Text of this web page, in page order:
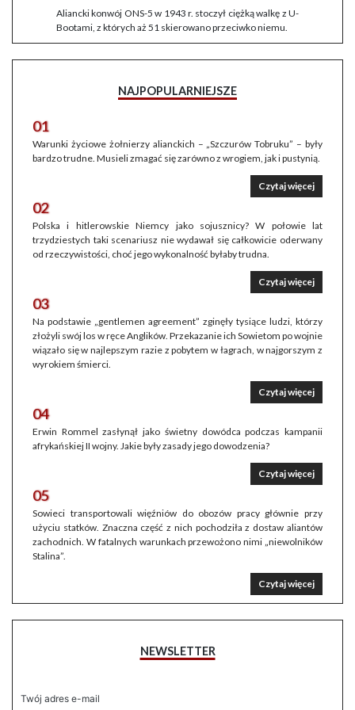
Aliancki konwój ONS-5 w 1943 r. stoczył ciężką walkę z U-
Bootami, z których aż 51 skierowano przeciwko niemu.
NAJPOPULARNIEJSZE
01
Warunki życiowe żołnierzy alianckich – „Szczurów Tobruku” – były
bardzo trudne. Musieli zmagać się zarówno z wrogiem, jak i pustynią.
Czytaj więcej
02
Polska i hitlerowskie Niemcy jako sojusznicy? W połowie lat
trzydziestych taki scenariusz nie wydawał się całkowicie oderwany
od rzeczywistości, choć jego wykonalność byłaby trudna.
Czytaj więcej
03
Na podstawie „gentlemen agreement” zginęły tysiące ludzi, którzy
złożyli swój los w ręce Anglików. Przekazanie ich Sowietom po wojnie
wiązało się w najlepszym razie z pobytem w łagrach, w najgorszym z
wyrokiem śmierci.
Czytaj więcej
04
Erwin Rommel zasłynął jako świetny dowódca podczas kampanii
afrykańskiej II wojny. Jakie były zasady jego dowodzenia?
Czytaj więcej
05
Sowieci transportowali więźniów do obozów pracy głównie przy
użyciu statków. Znaczna część z nich pochodziła z dostaw aliantów
zachodnich. W fatalnych warunkach przewożono nimi „niewolników
Stalina”.
Czytaj więcej
NEWSLETTER
Twój adres e-mail